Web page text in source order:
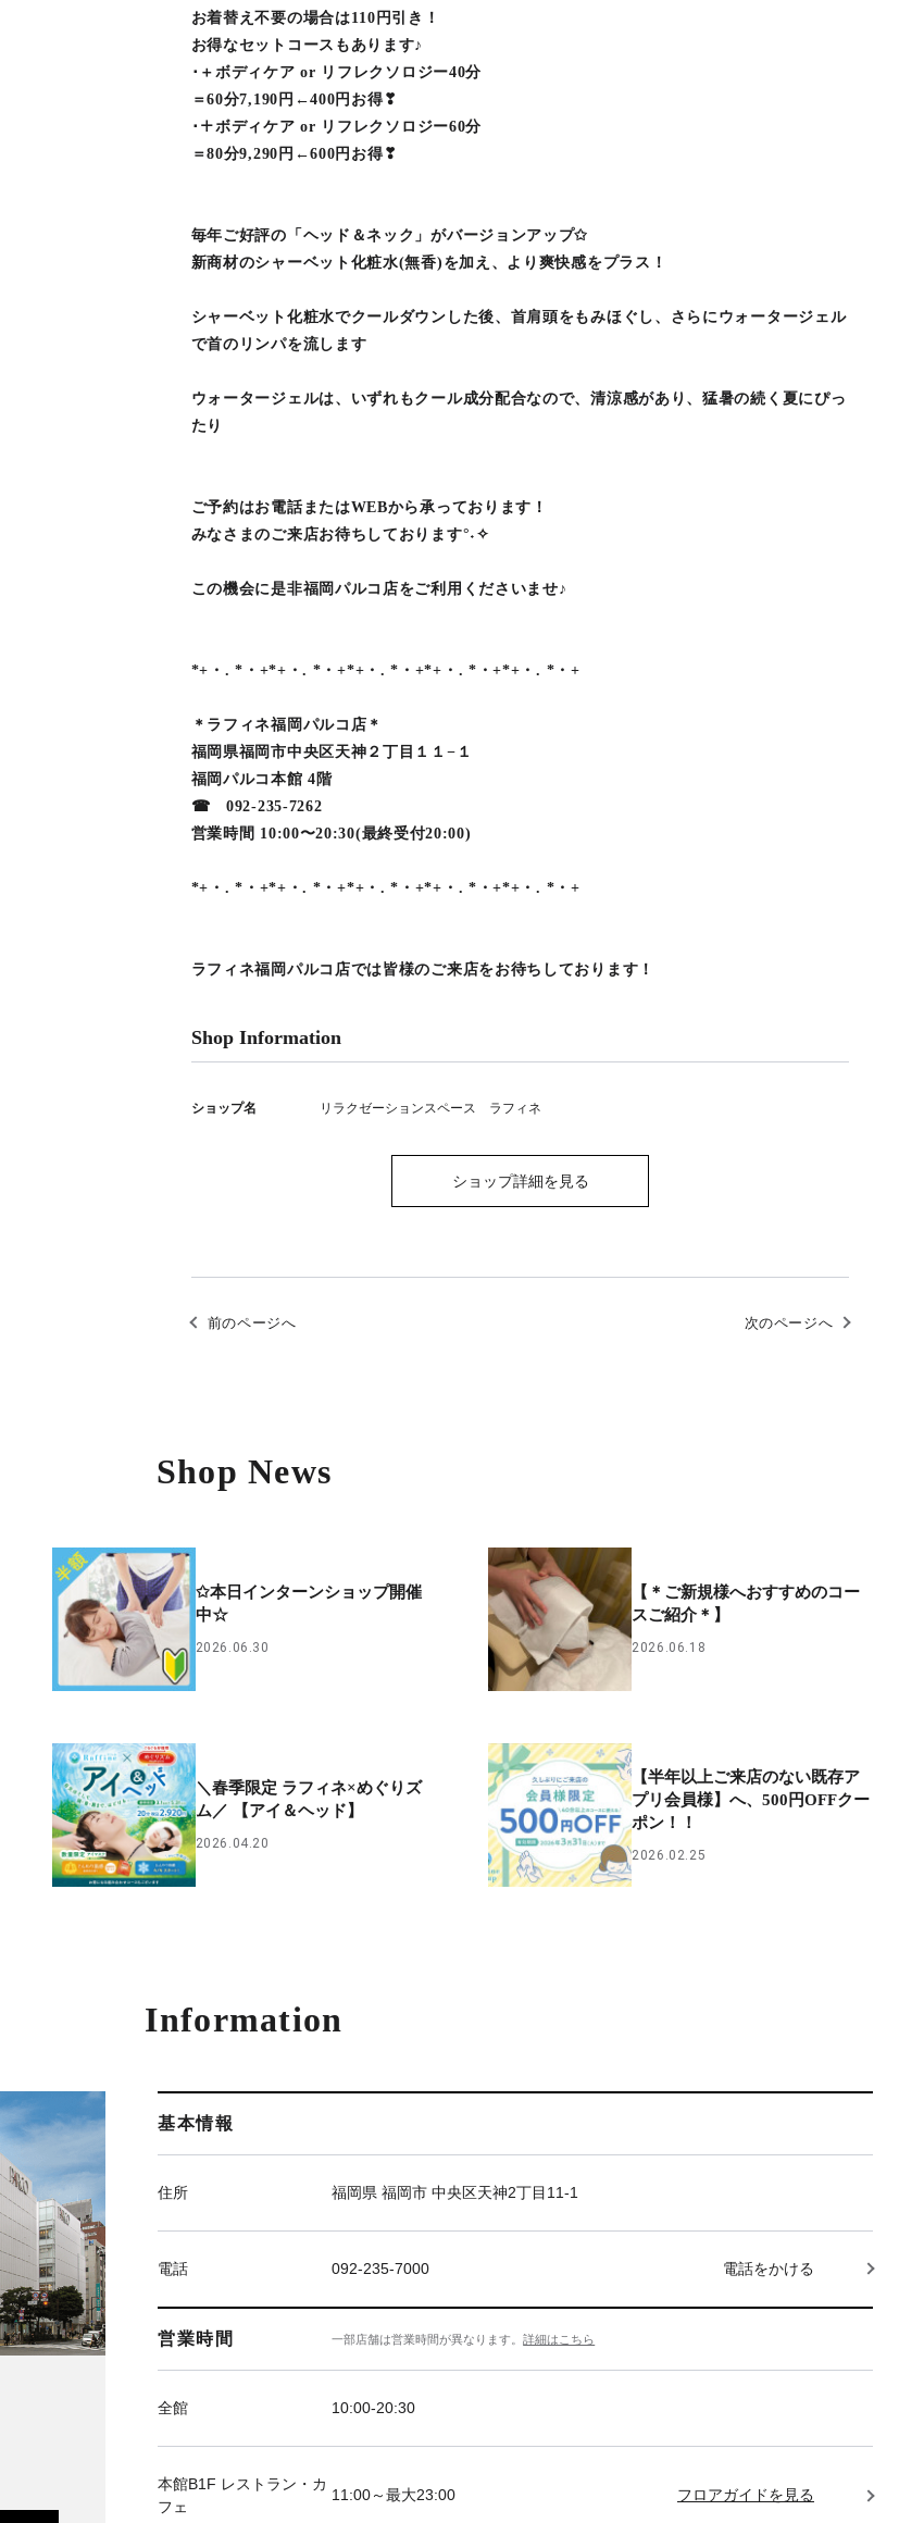
お着替え不要の場合は110円引き！
お得なセットコースもあります♪
･＋ボディケア or リフレクソロジー40分
＝60分7,190円←400円お得❣
･＋ボディケア or リフレクソロジー60分
＝80分9,290円←600円お得❣
毎年ご好評の「ヘッド＆ネック」がバージョンアップ✩
新商材のシャーベット化粧水(無香)を加え、より爽快感をプラス！
シャーベット化粧水でクールダウンした後、首肩頭をもみほぐし、さらにウォータージェル
で首のリンパを流します
ウォータージェルは、いずれもクール成分配合なので、清涼感があり、猛暑の続く夏にぴっ
たり
ご予約はお電話またはWEBから承っております！
みなさまのご来店お待ちしております°˖✧
この機会に是非福岡パルコ店をご利用くださいませ♪
*+・. *・+*+・. *・+*+・. *・+*+・. *・+*+・. *・+
＊ラフィネ福岡パルコ店＊
福岡県福岡市中央区天神２丁目１１−１
福岡パルコ本館 4階
☎ 092-235-7262
営業時間 10:00〜20:30(最終受付20:00)
*+・. *・+*+・. *・+*+・. *・+*+・. *・+*+・. *・+
ラフィネ福岡パルコ店では皆様のご来店をお待ちしております！
Shop Information
ショップ名 リラクゼーションスペース ラフィネ
ショップ詳細を見る
前のページへ 次のページへ
Shop News
✩本日インターンショップ開催
中☆
2026.06.30
【＊ご新規様へおすすめのコー
スご紹介＊】
2026.06.18
＼春季限定 ラフィネ×めぐりズ
ム／ 【アイ＆ヘッド】
2026.04.20
【半年以上ご来店のない既存ア
プリ会員様】へ、500円OFFクー
ポン！！
2026.02.25
Information
基本情報
住所 福岡県 福岡市 中央区天神2丁目11-1
電話 092-235-7000 電話をかける
営業時間 一部店舗は営業時間が異なります。詳細はこちら
全館 10:00-20:30
本館B1F レストラン・カ
フェ
11:00～最大23:00 フロアガイドを見る